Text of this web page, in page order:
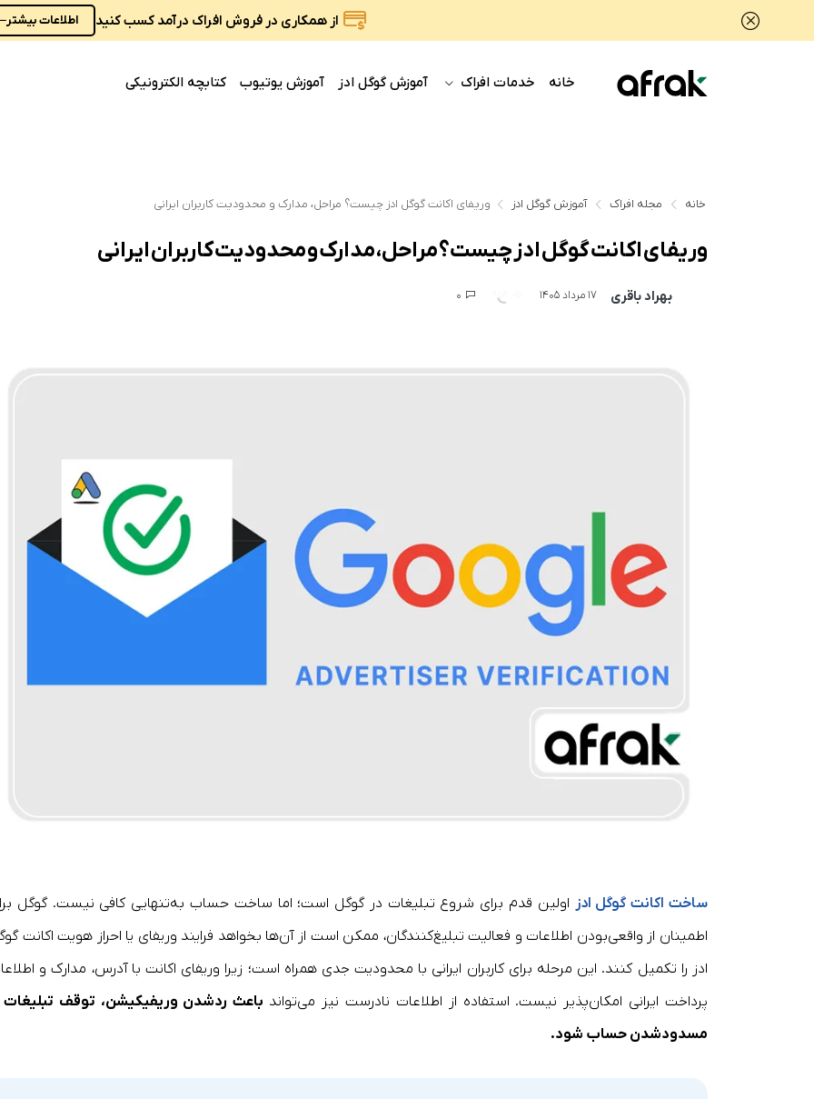
از همکاری در فروش افراک درآمد کسب کنید اطلاعات بیشتر
خانه خدمات افراک آموزش گوگل ادز آموزش یوتیوب کتابچه الکترونیکی
خانه مجله افراک آموزش گوگل ادز وریفای اکانت گوگل ادز چیست؟ مراحل، مدارک و محدودیت کاربران ایرانی
وریفای اکانت گوگل ادز چیست؟ مراحل، مدارک و محدودیت کاربران ایرانی
بهراد باقری 17 مرداد 1405
ساخت اکانت گوگل ادز اولین قدم برای شروع تبلیغات در گوگل است؛ اما ساخت حساب به‌تنهایی کافی نیست. گوگل
اطمینان از واقعی‌بودن اطلاعات و فعالیت تبلیغ‌کنندگان، ممکن است از آن‌ها بخواهد فرایند وریفای یا احراز هویت اکانت
ادز را تکمیل کنند. این مرحله برای کاربران ایرانی با محدودیت جدی همراه است؛ زیرا وریفای اکانت با آدرس، مدارک و
پرداخت ایرانی امکان‌پذیر نیست. استفاده از اطلاعات نادرست نیز می‌تواند باعث ردشدن وریفیکیشن، توقف تبلیغات
مسدودشدن حساب شود.